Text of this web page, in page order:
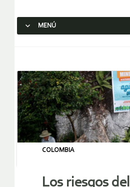
MENÚ
COLOMBIA
Los riesgos del